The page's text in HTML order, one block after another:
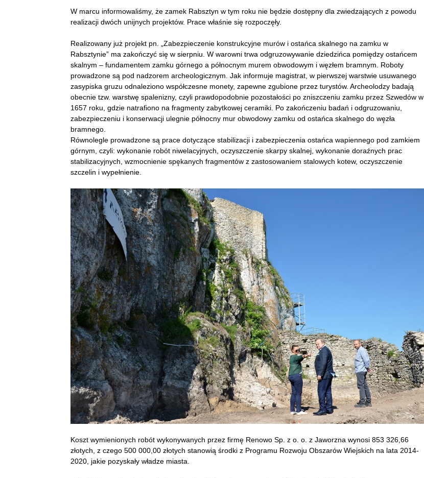
W marcu informowaliśmy, że zamek Rabsztyn w tym roku nie będzie dostępny dla zwiedzających z powodu
realizacji dwóch unijnych projektów. Prace właśnie się rozpoczęły.
Realizowany już projekt pn. „Zabezpieczenie konstrukcyjne murów i ostańca skalnego na zamku w
Rabsztynie” ma zakończyć się w sierpniu. W warowni trwa odgruzowywanie dziedzińca pomiędzy ostańcem
skalnym – fundamentem zamku górnego a północnym murem obwodowym i węzłem bramnym. Roboty
prowadzone są pod nadzorem archeologicznym. Jak informuje magistrat, w pierwszej warstwie usuwanego
zasypiska gruzu odnaleziono współczesne monety, zapewne zgubione przez turystów. Archeolodzy badają
obecnie tzw. warstwę spalenizny, czyli prawdopodobnie pozostałości po zniszczeniu zamku przez Szwedów w
1657 roku, gdzie natrafiono na fragmenty zabytkowej ceramiki. Po zakończeniu badań i odgruzowaniu,
zabezpieczeniu i konserwacji ulegnie północny mur obwodowy zamku od ostańca skalnego do węzła
bramnego.
Równolegle prowadzone są prace dotyczące stabilizacji i zabezpieczenia ostańca wapiennego pod zamkiem
górnym, czyli: wykonanie robót niwelacyjnych, oczyszczenie skarpy skalnej, wykonanie doraźnych prac
stabilizacyjnych, wzmocnienie spękanych fragmentów z zastosowaniem stalowych kotew, oczyszczenie
szczelin i wypełnienie.
Koszt wymienionych robót wykonywanych przez firmę Renowo Sp. z o. o. z Jaworzna wynosi 853 326,66
złotych, z czego 500 000,00 złotych stanowią środki z Programu Rozwoju Obszarów Wiejskich na lata 2014-
2020, jakie pozyskały władze miasta.